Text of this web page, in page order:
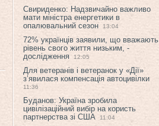
Свириденко: Надзвичайно важливо
мати міністра енергетики в
опалювальний сезон
13:04
72% українців заявили, що вважають
рівень свого життя низьким, -
дослідження
12:05
Для ветеранів і ветеранок у «Дії»
з’явилася компенсація автоцивілки
11:36
Буданов: Україна зробила
цивілізаційний вибір на користь
партнерства зі США
11:04